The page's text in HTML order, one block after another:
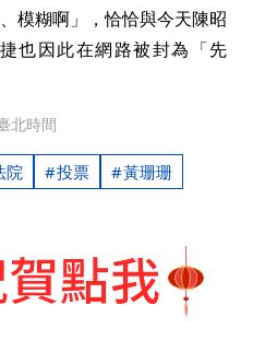
模糊啊」，恰恰與今天陳昭
也因此在網路被封為「先
北時間
院 投票 黃珊珊